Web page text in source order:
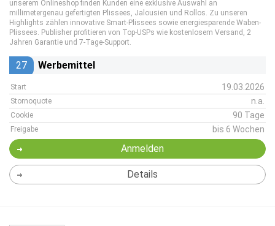
unserem Onlineshop finden Kunden eine exklusive Auswahl an
millimetergenau gefertigten Plissees, Jalousien und Rollos. Zu unseren
Highlights zählen innovative Smart-Plissees sowie energiesparende Waben-
Plissees. Publisher profitieren von Top-USPs wie kostenlosem Versand, 2
Jahren Garantie und 7-Tage-Support.
27 Werbemittel
Start 19.03.2026
Stornoquote n.a.
Cookie 90 Tage
Freigabe bis 6 Wochen
Anmelden
Details